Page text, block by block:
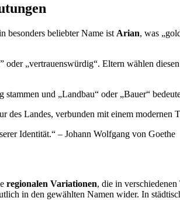
besonders beliebter Name ist Arian, was
oder „vertrauenswürdig“. Eltern wählen
stammen und „Landbau“ oder „Bauer“
Landes, verbunden mit einem
Identität.“ – Johann Wolfgang von Goethe
regionalen Variationen, die in
in den gewählten Namen wider. In